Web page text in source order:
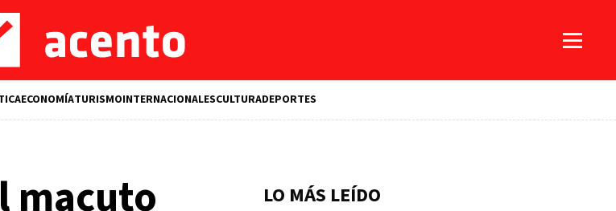
ECONOMÍATURISMOINTERNACIONALESCULTURADEPORTES
macuto LO MÁS LEÍDO